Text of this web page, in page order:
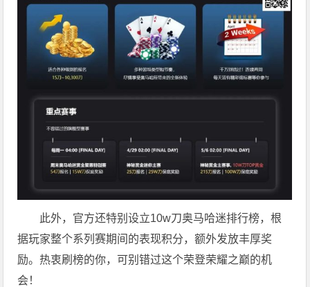
此外，官方还特别设立10w刀奥马哈迷排行榜，根
据玩家整个系列赛期间的表现积分，额外发放丰厚奖
励。热衷刷榜的你，可别错过这个荣登荣耀之巅的机
会！